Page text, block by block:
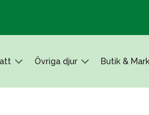
Övriga djur Butik &